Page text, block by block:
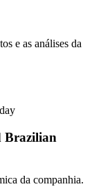
e as análises da
Brazilian
da companhia.